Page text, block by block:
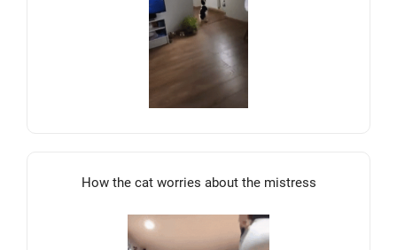
How the cat worries about the mistress